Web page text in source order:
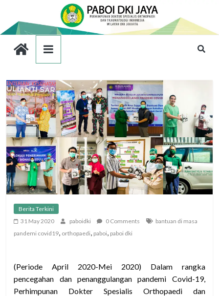
Berita Terkini
31 May 2020
paboidki 0 Comments
bantuan di masa
pandemi covid19 orthopaedi paboi paboi dki
(Periode April 2020-Mei 2020) Dalam rangka
pencegahan dan penanggulangan pandemi Covid-19,
Perhimpunan Dokter Spesialis Orthopaedi dan